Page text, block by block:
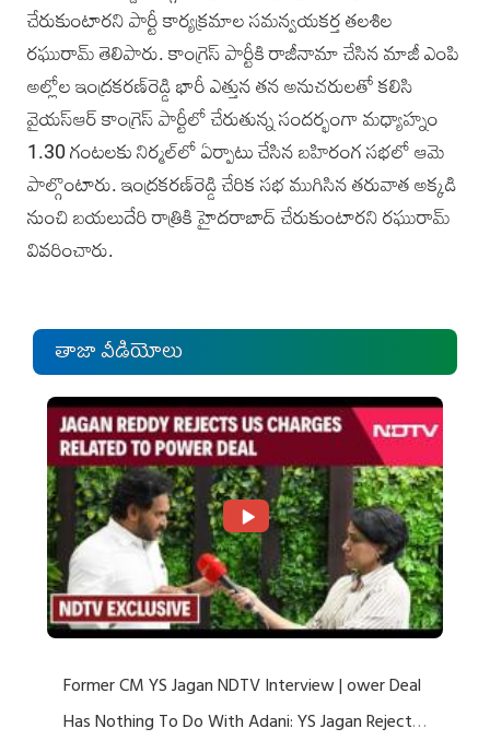
చేరుకుంటా‌రని పార్టీ కార్యక్రమాల సమన్వయకర్త తలశిల
రఘురామ్‌ తెలిపారు. కాంగ్రెస్ పార్టీకి రాజీనామా చేసిన మాజీ ఎం‌పి
అల్లోల ఇంద్రకరణ్‌రెడ్డి భారీ ఎత్తున తన అనుచరులతో కలిసి
వైయస్‌ఆర్ కాంగ్రె‌స్ పార్టీలో చేరుతున్న సందర్భంగా మధ్యాహ్నం
1.30 గంటలకు‌ నిర్మల్‌లో ఏర్పాటు చేసిన బహిరంగ సభలో ఆమె
పాల్గొంటారు. ఇంద్రకరణ్‌రెడ్డి చేరిక సభ ముగిసిన తరువాత అక్కడి
నుంచి బయలుదేరి రాత్రికి హైదరాబాద్‌ చేరుకుంటారని రఘురామ్
వివరించారు.
తాజా వీడియోలు
Former CM YS Jagan NDTV Interview | ower Deal
Has Nothing To Do With Adani: YS Jagan Rejects